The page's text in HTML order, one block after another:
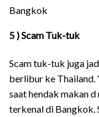
Bangkok
5 ) Scam Tuk-tuk
Scam tuk-tuk juga
berlibur ke Thailand.
saat hendak makan
terkenal di Bangkok.